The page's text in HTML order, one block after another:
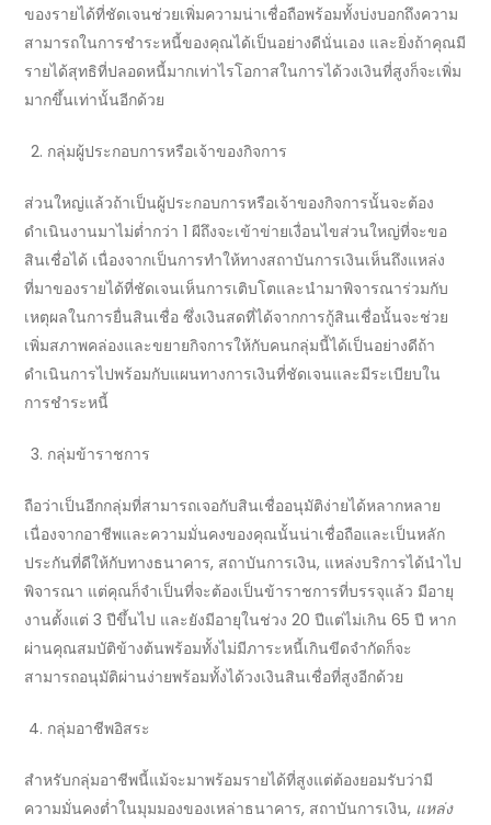
ของรายได้ที่ชัดเจนช่วยเพิ่มความน่าเชื่อถือพร้อมทั้งบ่งบอกถึงความ
สามารถในการชำระหนี้ของคุณได้เป็นอย่างดีนั่นเอง และยิ่งถ้าคุณมี
รายได้สุทธิที่ปลอดหนี้มากเท่าไรโอกาสในการได้วงเงินที่สูงก็จะเพิ่ม
มากขึ้นเท่านั้นอีกด้วย
กลุ่มผู้ประกอบการหรือเจ้าของกิจการ
ส่วนใหญ่แล้วถ้าเป็นผู้ประกอบการหรือเจ้าของกิจการนั้นจะต้อง
ดำเนินงานมาไม่ต่ำกว่า 1 ผีถึงจะเข้าข่ายเงื่อนไขส่วนใหญ่ที่จะขอ
สินเชื่อได้ เนื่องจากเป็นการทำให้ทางสถาบันการเงินเห็นถึงแหล่ง
ที่มาของรายได้ที่ชัดเจนเห็นการเติบโตและนำมาพิจารณาร่วมกับ
เหตุผลในการยื่นสินเชื่อ ซึ่งเงินสดที่ได้จากการกู้สินเชื่อนั้นจะช่วย
เพิ่มสภาพคล่องและขยายกิจการให้กับคนกลุ่มนี้ได้เป็นอย่างดีถ้า
ดำเนินการไปพร้อมกับแผนทางการเงินที่ชัดเจนและมีระเบียบใน
การชำระหนี้
กลุ่มข้าราชการ
ถือว่าเป็นอีกกลุ่มที่สามารถเจอกับสินเชื่ออนุมัติง่ายได้หลากหลาย
เนื่องจากอาชีพและความมั่นคงของคุณนั้นน่าเชื่อถือและเป็นหลัก
ประกันที่ดีให้กับทางธนาคาร, สถาบันการเงิน, แหล่งบริการได้นำไป
พิจารณา แต่คุณก็จำเป็นที่จะต้องเป็นข้าราชการที่บรรจุแล้ว มีอายุ
งานตั้งแต่ 3 ปีขึ้นไป และยังมีอายุในช่วง 20 ปีแต่ไม่เกิน 65 ปี หาก
ผ่านคุณสมบัติข้างต้นพร้อมทั้งไม่มีภาระหนี้เกินขีดจำกัดก็จะ
สามารถอนุมัติผ่านง่ายพร้อมทั้งได้วงเงินสินเชื่อที่สูงอีกด้วย
กลุ่มอาชีพอิสระ
สำหรับกลุ่มอาชีพนี้แม้จะมาพร้อมรายได้ที่สูงแต่ต้องยอมรับว่ามี
ความมั่นคงต่ำในมุมมองของเหล่าธนาคาร, สถาบันการเงิน, แหล่ง